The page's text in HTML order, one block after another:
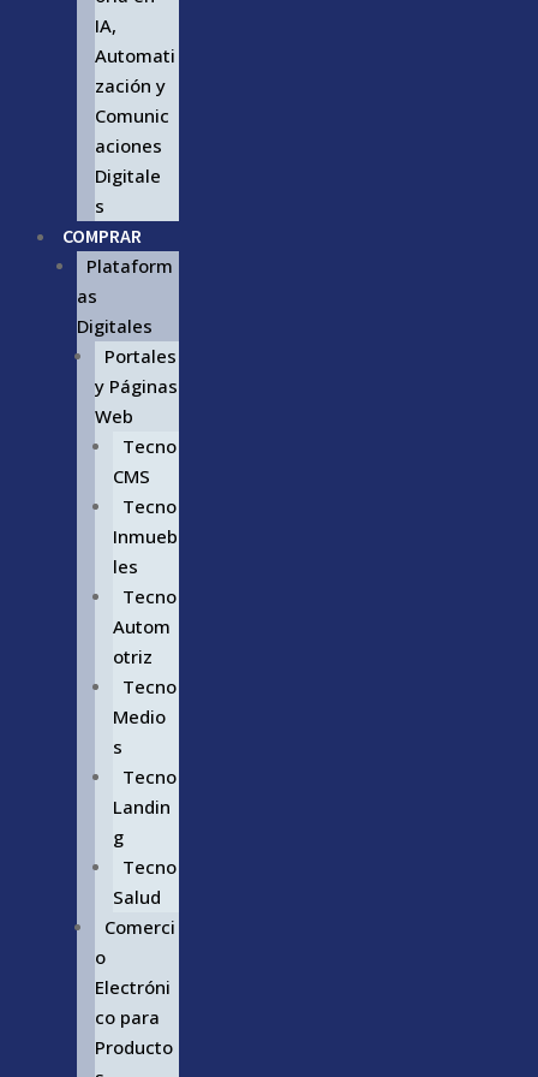
IA,
Automati
zación y
Comunic
aciones
Digitale
s
COMPRAR
Plataform
as
Digitales
Portales
y Páginas
Web
Tecno
CMS
Tecno
Inmueb
les
Tecno
Autom
otriz
Tecno
Medio
s
Tecno
Landin
g
Tecno
Salud
Comerci
o
Electróni
co para
Producto